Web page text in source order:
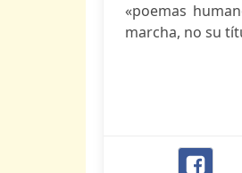
«poemas
marcha, no su